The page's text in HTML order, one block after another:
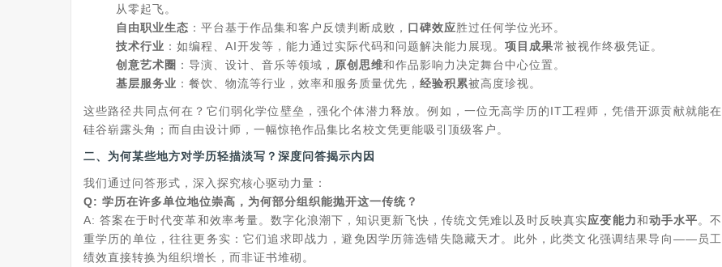
从零起飞。
自由职业生态 ：平台基于作品集和客户反馈判断成败， 口碑效应胜过任何学位光环。
技术行业 ：如编程、AI开发等，能力通过实际代码和问题解决能力展现。 项目成果常被视作终极凭证。
创意艺术圈 ：导演、设计、音乐等领域， 原创思维和作品影响力决定舞台中心位置。
基层服务业 ：餐饮、物流等行业，效率和服务质量优先， 经验积累被高度珍视。
这些路径共同点何在？它们弱化学位壁垒，强化个体潜力释放。例如，一位无高学历的IT工程师，凭借开源贡献就能在
硅谷崭露头角；而自由设计师，一幅惊艳作品集比名校文凭更能吸引顶级客户。
二、为何某些地方对学历轻描淡写？深度问答揭示内因
我们通过问答形式，深入探究核心驱动力量：
Q: 学历在许多单位地位崇高，为何部分组织能抛开这一传统？
A: 答案在于时代变革和效率考量。数字化浪潮下，知识更新飞快，传统文凭难以及时反映真实应变能力和动手水平。不
重学历的单位，往往更务实：它们追求即战力，避免因学历筛选错失隐藏天才。此外，此类文化强调结果导向——员工
绩效直接转换为组织增长，而非证书堆砌。